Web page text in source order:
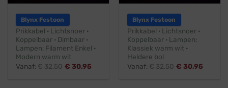
Blynx Festoon
Prikkabel · Lichtsnoer ·
Koppelbaar · Dimbaar ·
Lampen: Filament Enkel ·
Modern warm wit
Vanaf:€32,50 € 30,95
Blynx Festoon
Prikkabel · Lichtsnoer ·
Koppelbaar · Lampen:
Klassiek warm wit ·
Heldere bol
Vanaf:€32,50 € 30,95